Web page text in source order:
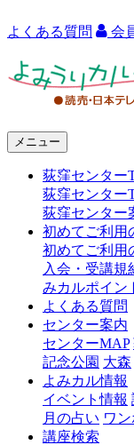
よくある質問 会
メニュー
荻窪センター
荻窪センター
荻窪センター
初めてご利用
初めてご利用
入会・受講規
みカルポイン
よくある質問
センター案内
センターMAP
記念公園 大森
よみカル情報
イベント情報
月の占い ワ
講座検索